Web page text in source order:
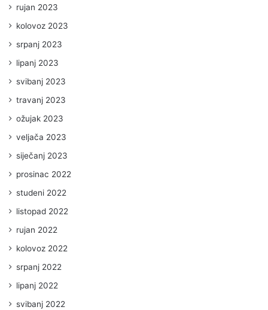
rujan 2023
kolovoz 2023
srpanj 2023
lipanj 2023
svibanj 2023
travanj 2023
ožujak 2023
veljača 2023
siječanj 2023
prosinac 2022
studeni 2022
listopad 2022
rujan 2022
kolovoz 2022
srpanj 2022
lipanj 2022
svibanj 2022